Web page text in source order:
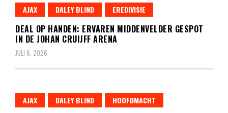
AJAX DALEY BLIND EREDIVISIE
DEAL OP HANDEN: ERVAREN MIDDENVELDER GESPOT
IN DE JOHAN CRUIJFF ARENA
JULI 6, 2026
AJAX DALEY BLIND HOOFDMACHT